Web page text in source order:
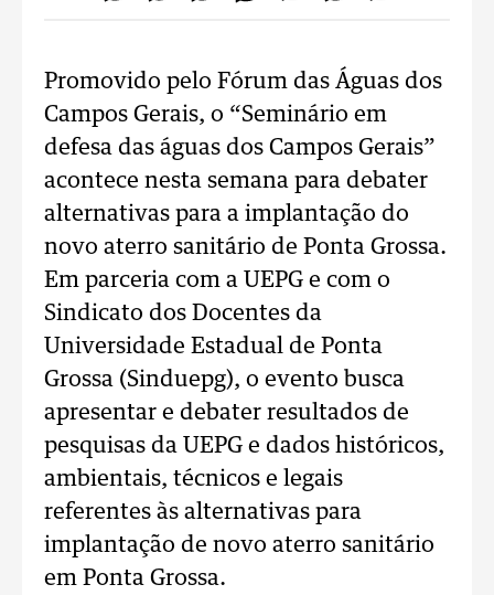
Promovido pelo Fórum das Águas dos
Campos Gerais, o “Seminário em
defesa das águas dos Campos Gerais”
acontece nesta semana para debater
alternativas para a implantação do
novo aterro sanitário de Ponta Grossa.
Em parceria com a UEPG e com o
Sindicato dos Docentes da
Universidade Estadual de Ponta
Grossa (Sinduepg), o evento busca
apresentar e debater resultados de
pesquisas da UEPG e dados históricos,
ambientais, técnicos e legais
referentes às alternativas para
implantação de novo aterro sanitário
em Ponta Grossa.